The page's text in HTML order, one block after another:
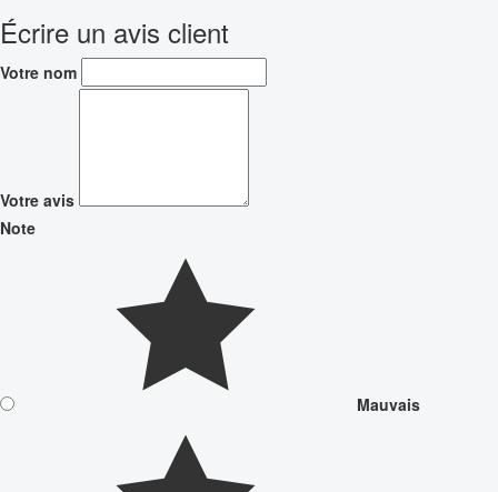
Écrire un avis client
Votre nom
Votre avis
Note
Mauvais